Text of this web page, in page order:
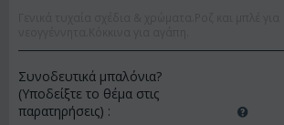
Συνοδευτικά μπαλόνια?
(Υποδείξτε το θέμα στις
παρατηρήσεις) :